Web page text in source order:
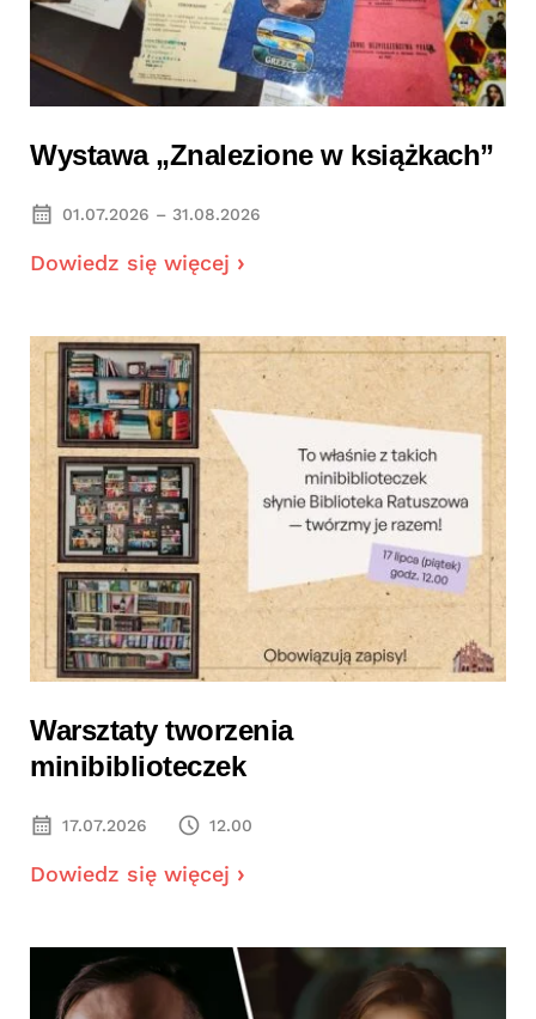
Wystawa „Znalezione w książkach”
01.07.2026 – 31.08.2026
Dowiedz się więcej
Warsztaty tworzenia
minibiblioteczek
17.07.2026 12.00
Dowiedz się więcej